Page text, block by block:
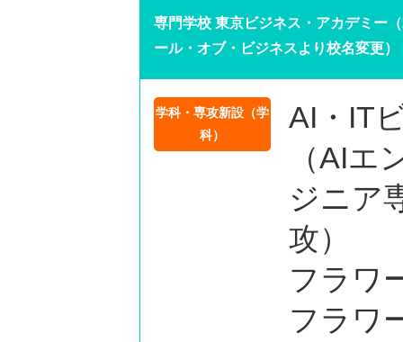
専門学校 東京ビジネス・アカデミー
ール・オブ・ビジネスより校名変更）
学科・専攻新設（学
科）
AI・IT
（AIエ
ジニア
攻）
フラワ
フラワ